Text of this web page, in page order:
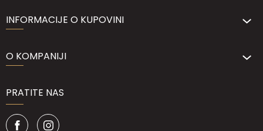
INFORMACIJE O KUPOVINI
O KOMPANIJI
PRATITE NAS